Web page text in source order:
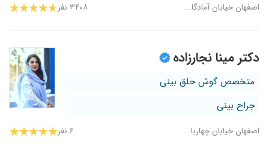
اصفهان خیابان آمادگا... ۳۴۰۸ نفر
دکتر مینا نجارزاده
متخصص گوش حلق بینی
جراح بینی
اصفهان خیابان چهاربا... ۶ نفر